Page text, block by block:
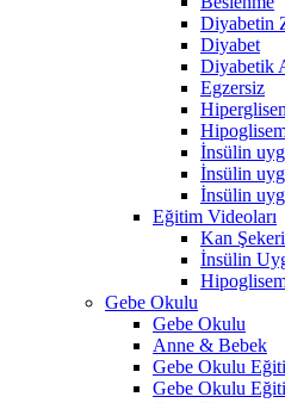
Diyabetin
Diyabet
Diyabetik
Egzersiz
İnsülin
İnsülin
İnsülin
Eğitim Videoları
Kan
İnsülin
Gebe Okulu
Gebe Okulu
Anne & Bebek
Gebe Okulu
Gebe Okulu